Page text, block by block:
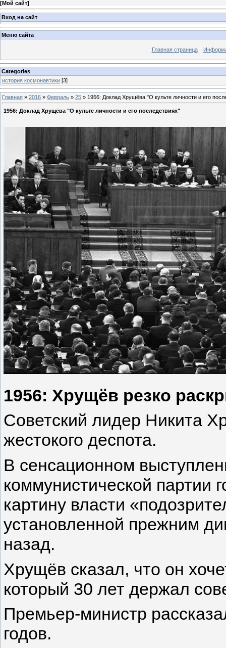
[Мой сайт]
Вход на сайт
Меню сайта
Главная страница
Categories
история космонавтики [3]
Главная » 2016 » Февраль » 25 » 1956: Доклад Хрущёва "О культе личности и его
1956: Доклад Хрущёва "О культе личности и его последствиях"
1956: Хрущёв резко
Советский лидер Никита
жестокого деспота.
В сенсационном
коммунистической партии
картину власти
установленной прежним
назад.
Хрущёв сказал, что он
который 30 лет держал
Премьер-министр
годов.